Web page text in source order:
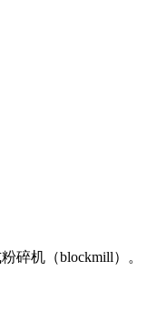
机（blockmill）